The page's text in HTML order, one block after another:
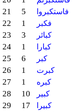
21 5 فاستكبروا
22 1 فكبر
23 3 كبائر
24 1 كبارا
25 6 كبر
26 1 كبرت
27 1 كبره
28 10 كبير
29 17 كبيرا